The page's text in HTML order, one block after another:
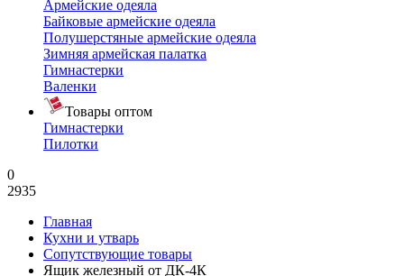
Армейские одеяла
Байковые армейские одеяла
Полушерстяные армейские одеяла
Зимняя армейская палатка
Гимнастерки
Валенки
Товары оптом
Гимнастерки
Пилотки
0
2935
Главная
Кухни и утварь
Сопутствующие товары
Ящик железный от ДК-4К